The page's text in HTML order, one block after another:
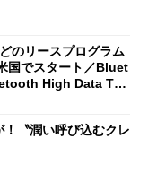
のリースプログラム
国でスタート／Bluet
High Data Thr
〝潤い呼び込むクレ